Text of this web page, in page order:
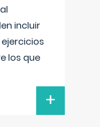
incluir
los que
+